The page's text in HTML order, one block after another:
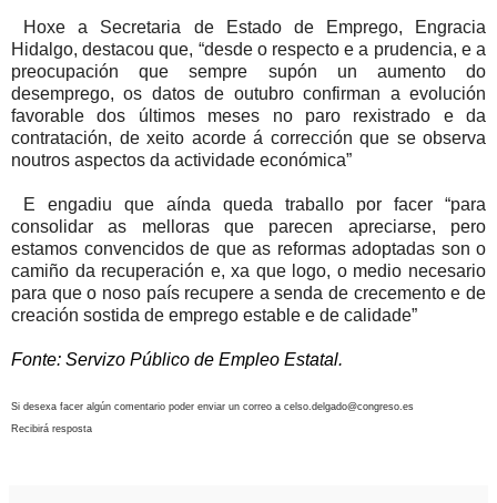
Hoxe a Secretaria de Estado de Emprego, Engracia
Hidalgo, destacou que, “desde o respecto e a prudencia, e a
preocupación que sempre supón un aumento do
desemprego, os datos de outubro confirman a evolución
favorable dos últimos meses no paro rexistrado e da
contratación, de xeito acorde á corrección que se observa
noutros aspectos da actividade económica”
E engadiu que aínda queda traballo por facer “para
consolidar as melloras que parecen apreciarse, pero
estamos convencidos de que as reformas adoptadas son o
camiño da recuperación e, xa que logo, o medio necesario
para que o noso país recupere a senda de crecemento e de
creación sostida de emprego estable e de calidade”
Fonte: Servizo Público de Empleo Estatal.
Si desexa facer algún comentario poder enviar un correo a celso.delgado@congreso.es
Recibirá resposta